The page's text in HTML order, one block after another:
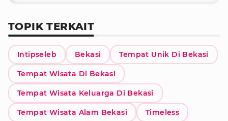
TOPIK TERKAIT
Intipseleb Bekasi Tempat Unik Di Bekasi
Tempat Wisata Di Bekasi
Tempat Wisata Keluarga Di Bekasi
Tempat Wisata Alam Bekasi Timeless